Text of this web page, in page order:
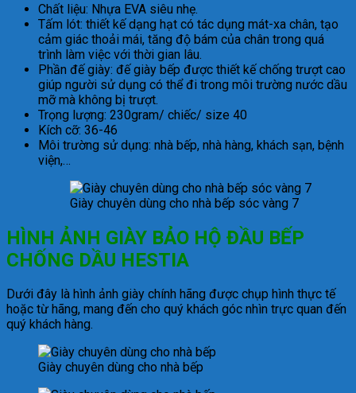
Chất liệu: Nhựa EVA siêu nhẹ.
Tấm lót: thiết kế dạng hạt có tác dụng mát-xa chân, tạo
cảm giác thoải mái, tăng độ bám của chân trong quá
trình làm việc với thời gian lâu.
Phần đế giày: đế giày bếp được thiết kế chống trượt cao
giúp người sử dụng có thể đi trong môi trường nước dầu
mỡ mà không bị trượt.
Trọng lượng: 230gram/ chiếc/ size 40
Kích cỡ: 36-46
Môi trường sử dụng: nhà bếp, nhà hàng, khách sạn, bệnh
viện,…
Giày chuyên dùng cho nhà bếp sóc vàng 7
HÌNH ẢNH GIÀY BẢO HỘ ĐẦU BẾP
CHỐNG DẦU HESTIA
Dưới đây là hình ảnh giày chính hãng được chụp hình thực tế
hoặc từ hãng, mang đến cho quý khách góc nhìn trực quan đến
quý khách hàng.
Giày chuyên dùng cho nhà bếp